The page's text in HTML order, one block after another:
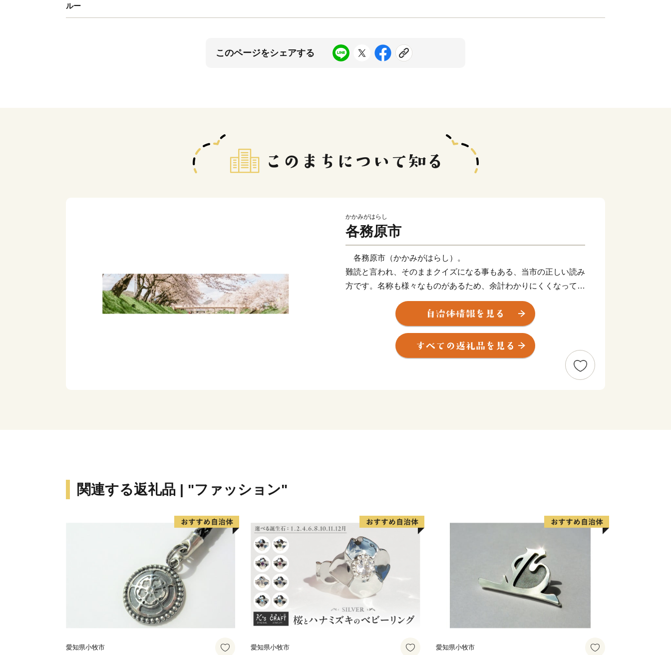
ルー
このページをシェアする
かかみがはらし
各務原市
各務原市（かかみがはらし）。
難読と言われ、そのままクイズになる事もある、当市の正しい読み
方です。名称も様々なものがあるため、余計わかりにくくなってい
るかもしれません。例えば市内には、「かかみはら」と読む高校が
あったり、「かがみがはら」と読む駅があったり。駅に関しては、
書き方が「各務ケ原」となっていますので、県外の人は「各務ケ原
市」と書く人もいるかもしれません。
このように、読み方からあまり知られていない？各務原市ですが、
実はものづくりでは岐阜県No.1の実力を持っています。市内には
的な公園も多い街ですが、近年はその公園を活用した、こだわりの
フェス（OUR FAVORITE THINGS）やマルシェ（マーケット日
和）などを開催しています。
当市ふるさと納税でも「河川環境楽園」、航空宇宙博物館「そらは
く」のチケットおよびグッズや、マルシェ「マーケット日和」に出
展している企業からも記念品を提供していただいているのでこの機
会に是非、記念品をチェックして遊びにきて下さい！。
「便利で楽しい街」、景色の良い公園やイベント、こだわりのお店
関連する返礼品 | "ファッション"
愛知県小牧市 愛知県小牧市 愛知県小牧市